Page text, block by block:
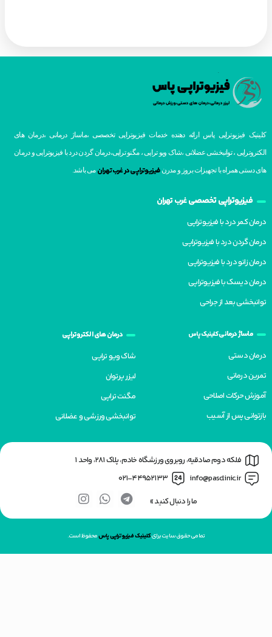
کلینیک فیزیوتراپی پاس ارائه دهنده خدمات فیزیوتراپی تخصصی ،ماساژ درمانی ،درمان های
الکتروتراپی ، توانبخشی عضلانی ،شاک ویو تراپی ، مگنو تراپی،درمان گردن درد با فیزیوتراپی و درمان
های دستی همراه با تجهیزات بروز و مدرنفیزیوتراپی در غرب تهران می باشد.
فیزیوتراپی تخصصیغرب تهران
درمان کمر درد با فیزیوتراپی
درمان گردن درد با فیزیوتراپی
درمان زانو درد با فیزیوتراپی
درمان دیسک با فیزیوتراپی
توانبخشی بعد از جراحی
ماساژ درمانیکلینیک پاس
درمان دستی
تمرین درمانی
آموزش حرکات اصلاحی
بازتوانی پس از آسیب
درمان های الکتروتراپی
شاک ویو تراپی
لیزر پرتوان
مگنت تراپی
توانبخشی ورزشی و عضلانی
فلکه دوم صادقیه، روبروی ورزشگاه خادم، پلاک 281، واحد 1
info@pasclinic.ir
021-44952133
ما را دنبال کنید »
تمامی حقوق سایت برایکلینیک فیزیوتراپی پاسمحفوظ است.